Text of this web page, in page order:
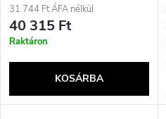
Light™ arany
31 744 Ft ÁFA nélkül
40 315 Ft
Raktáron
KOSÁRBA